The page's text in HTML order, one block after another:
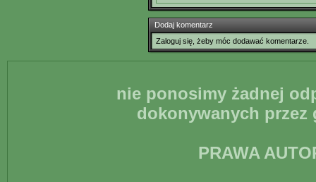
Dodaj komentarz
Zaloguj się, żeby móc dodawać komentarze.
nie ponosimy żadnej
dokonywanych
PRAWA